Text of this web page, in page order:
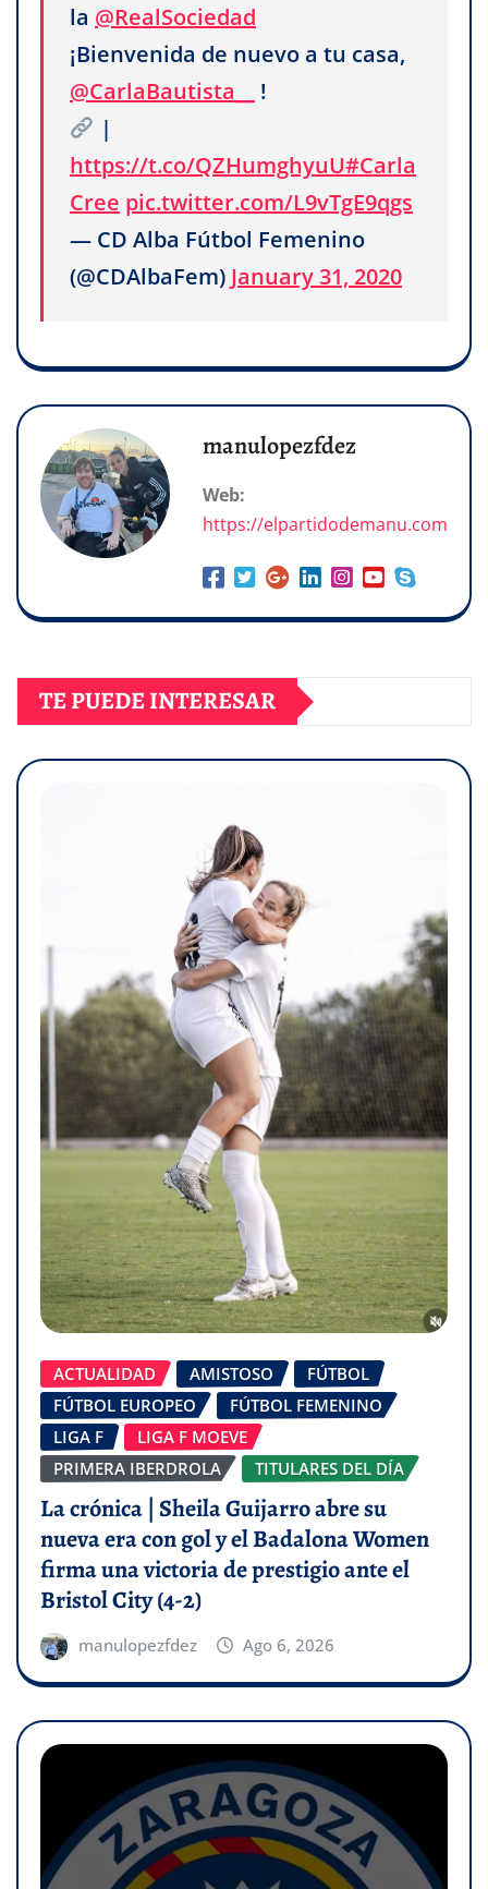
la @RealSociedad
¡Bienvenida de nuevo a tu casa,
@CarlaBautista__
!
|
https://t.co/QZHumghyuU#Carla
Cree pic.twitter.com/L9vTgE9qgs
— CD Alba Fútbol Femenino
(@CDAlbaFem) January 31, 2020
manulopezfdez
Web:
https://elpartidodemanu.com
TE PUEDE INTERESAR
ACTUALIDAD AMISTOSO
FÚTBOL
FÚTBOL EUROPEO
FÚTBOL FEMENINO
LIGA F
LIGA F MOEVE
PRIMERA IBERDROLA
TITULARES DEL DÍA
La crónica | Sheila Guijarro abre su
nueva era con gol y el Badalona Women
firma una victoria de prestigio ante el
Bristol City (4-2)
manulopezfdez Ago 6, 2026